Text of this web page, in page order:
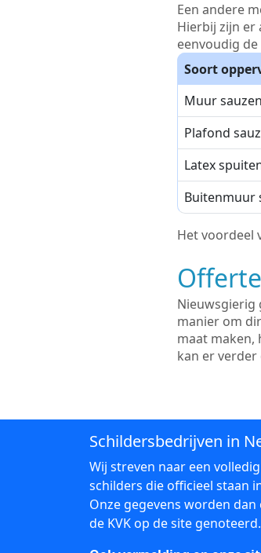
Een andere
Hierbij zijn er
eenvoudig
Soort
Muur sauzen
Plafond
Latex
Buitenmuur
Het voordeel
Nieuwsgierig
manier om
maat maken,
kan er
Schildersbedrijven in
Wij streven naar een
schilders die officieel staan
Onze gegevens worden
de KVK op de site genoteerd.